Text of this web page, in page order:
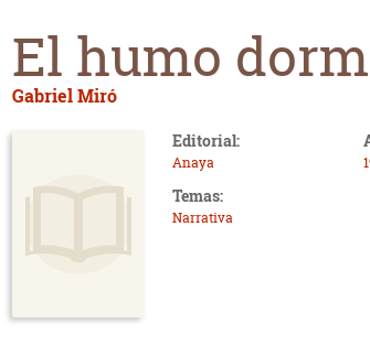
El humo
Gabriel Miró
Editorial:
Anaya
Temas:
Narrativa